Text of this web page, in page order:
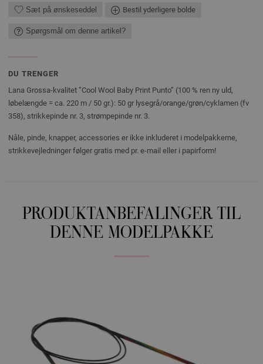
Sæt på ønskeseddel Bestil yderligere bolde
Spørgsmål om denne artikel?
DU TRENGER
Lana Grossa-kvalitet ”Cool Wool Baby Print Punto” (100 % ren ny uld,
løbelængde = ca. 220 m / 50 gr.): 50 gr lysegrå/orange/grøn/cyklamen (fv
358), strikkepinde nr. 3, strømpepinde nr. 3.
Nåle, pinde, knapper, accessories er ikke inkluderet i modelpakkerne,
strikkevejledninger følger gratis med pr. e-mail eller i papirform!
PRODUKTANBEFALINGER TIL
DENNE MODELPAKKE